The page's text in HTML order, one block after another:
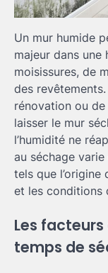
Un mur humide
majeur dans une
moisissures, de
des
rénovation ou
laisser le mur
l’humidité ne
au séchage
tels que l’origine
et les conditions
Les
temps de